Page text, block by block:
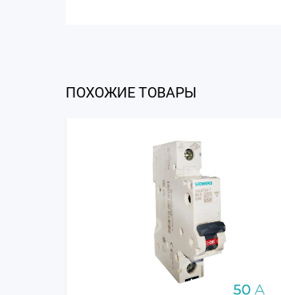
ПОХОЖИЕ ТОВАРЫ